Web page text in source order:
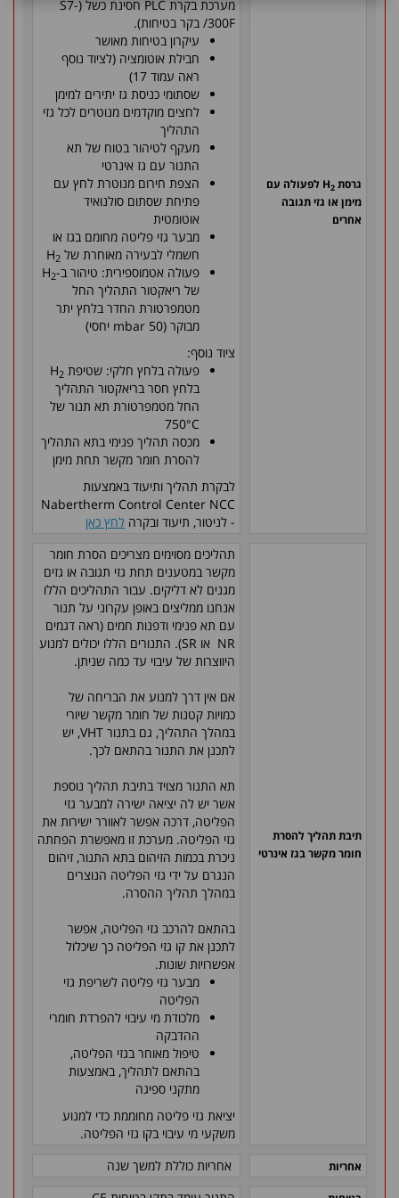
גרסת H 2
לפעולה עם
מימן או גזי תגובה
אחרים
מערכת בקרת PLC חסינת כשל (S7-
300F/ בקר בטיחות).
עיקרון בטיחות מאושר
חבילת אוטומציה (לציוד נוסף
ראה עמוד 17)
שסתומי כניסת גז יתירים למימן
לחצים מוקדמים מנוטרים לכל גזי
התהליך
מעקף לטיהור בטוח של תא
התנור עם גז אינרטי
הצפת חירום מנוטרת לחץ עם
פתיחת שסתום סולנואיד
אוטומטית
מבער גזי פליטה מחומם בגז או
חשמלי לבעירה מאוחרת של H 2
פעולה אטמוספירית: טיהור ב-H2
של ריאקטור התהליך החל
מטמפרטורת החדר בלחץ יתר
מבוקר (50 mbar יחסי)
ציוד נוסף:
פעולה בלחץ חלקי: שטיפת H 2
בלחץ חסר בריאקטור התהליך
החל מטמפרטורת תא תנור של
750°C
מכסה תהליך פנימי בתא התהליך
להסרת חומר מקשר תחת מימן
לבקרת תהליך ותיעוד באמצעות
Nabertherm Control Center NCC
- לניטור, תיעוד ובקרה לחץ כאן
תיבת תהליך להסרת
חומר מקשר בגז אינרטי
תהליכים מסוימים מצריכים הסרת חומר
מקשר במטענים תחת גזי תגובה או גזים
מגנים לא דליקים. עבור התהליכים הללו
אנחנו ממליצים באופן עקרוני על תנור
עם תא פנימי ודפנות חמים (ראה דגמים
NR או SR). התנורים הללו יכולים למנוע
היווצרות של עיבוי עד כמה שניתן.
אם אין דרך למנוע את הבריחה של
כמויות קטנות של חומר מקשר שיורי
במהלך התהליך, גם בתנור VHT, יש
לתכנן את התנור בהתאם לכך.
תא התנור מצויד בתיבת תהליך נוספת
אשר יש לה יציאה ישירה למבער גזי
הפליטה, דרכה אפשר לאוורר ישירות את
גזי הפליטה. מערכת זו מאפשרת הפחתה
ניכרת בכמות הזיהום בתא התנור, זיהום
הנגרם על ידי גזי הפליטה הנוצרים
במהלך תהליך ההסרה.
בהתאם להרכב גזי הפליטה, אפשר
לתכנן את קו גזי הפליטה כך שיכלול
אפשרויות שונות.
מבער גזי פליטה לשריפת גזי
הפליטה
מלכודת מי עיבוי להפרדת חומרי
ההדבקה
טיפול מאוחר בגזי הפליטה,
בהתאם לתהליך, באמצעות
מתקני ספיגה
יציאת גזי פליטה מחוממת כדי למנוע
משקעי מי עיבוי בקו גזי הפליטה.
אחריות אחריות כוללת למשך שנה